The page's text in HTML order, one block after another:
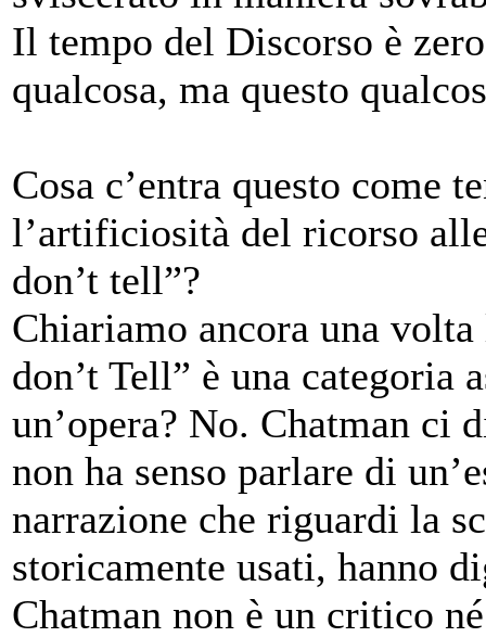
Il tempo del Discorso è
qualcosa, ma questo
Cosa c’entra questo come
l’artificiosità del ricorso
don’t tell”?
Chiariamo ancora una
don’t Tell” è una categoria
un’opera? No. Chatman ci
non ha senso parlare di
narrazione che riguardi la
storicamente usati, hanno
Chatman non è un critico